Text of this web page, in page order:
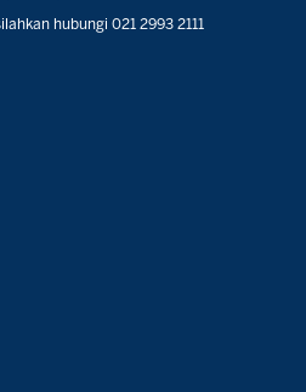
hubungi 021 2993 2111